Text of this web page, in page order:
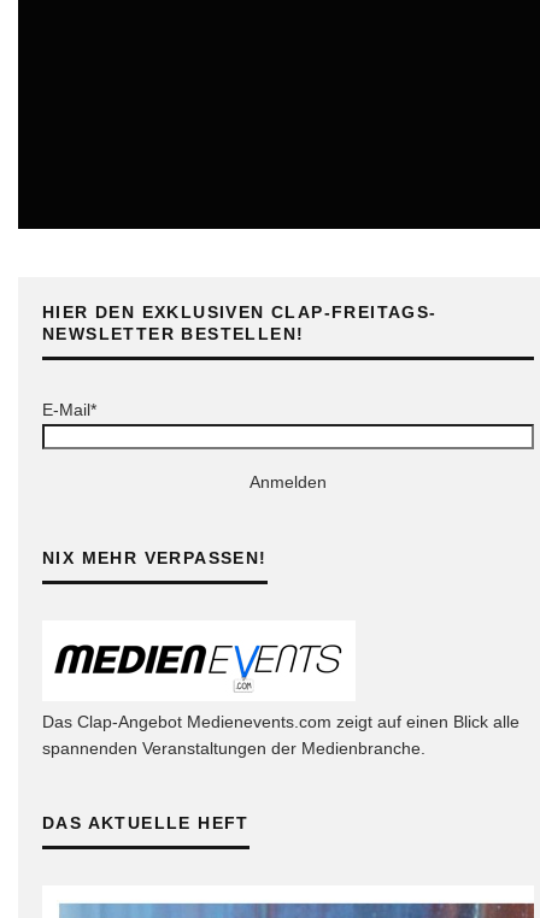
HIER DEN EXKLUSIVEN CLAP-FREITAGS-
NEWSLETTER BESTELLEN!
E-Mail*
Anmelden
NIX MEHR VERPASSEN!
Das Clap-Angebot Medienevents.com zeigt auf einen Blick alle
spannenden Veranstaltungen der Medienbranche.
DAS AKTUELLE HEFT